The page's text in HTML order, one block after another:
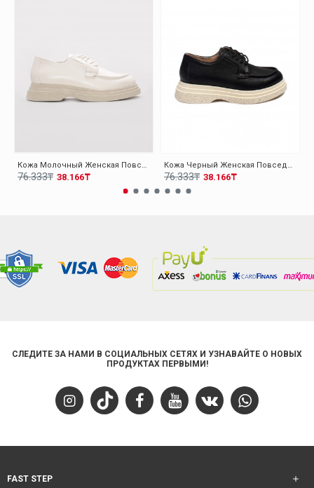
Кожа Молочный Женская Повседневная Обувь 009ZA0151
38.166₸
76.333₸
Кожа Черный Женская Повседневная Обувь 009ZA0151
38.166₸
76.333₸
СЛЕДИТЕ ЗА НАМИ В СОЦИАЛЬНЫХ СЕТЯХ И УЗНАВАЙТЕ О НОВЫХ
ПРОДУКТАХ ПЕРВЫМИ!
FAST STEP